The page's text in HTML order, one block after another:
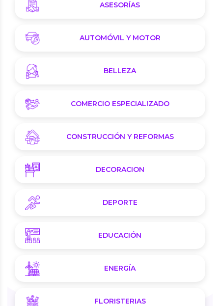
ASESORÍAS
AUTOMÓVIL Y MOTOR
BELLEZA
COMERCIO ESPECIALIZADO
CONSTRUCCIÓN Y REFORMAS
DECORACION
DEPORTE
EDUCACIÓN
ENERGÍA
FLORISTERIAS